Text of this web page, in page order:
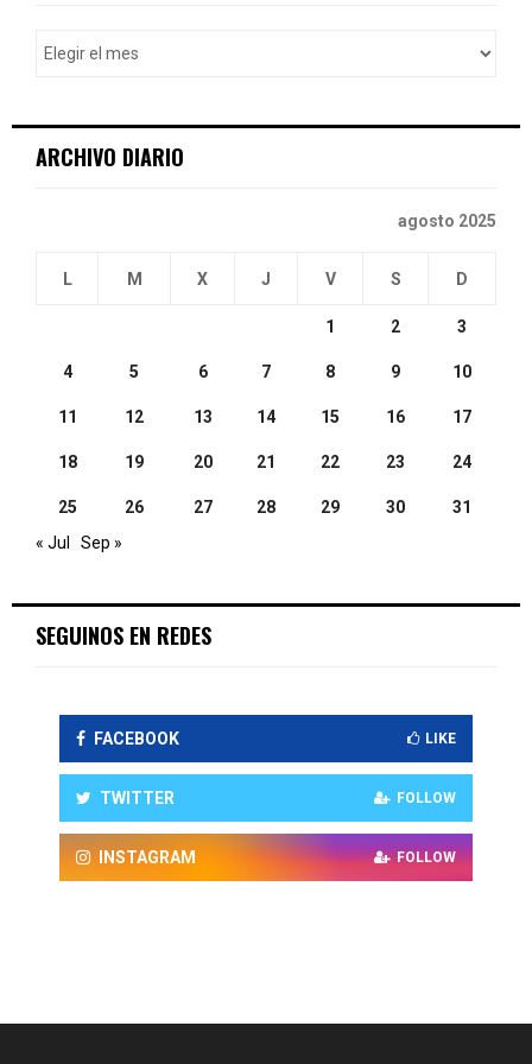
ARCHIVO DIARIO
agosto 2025
L M X J V S D
1 2 3
4 5 6 7 8 9 10
11 12 13 14 15 16 17
18 19 20 21 22 23 24
25 26 27 28 29 30
31
« Jul
Sep »
SEGUINOS EN REDES
FACEBOOK LIKE
TWITTER FOLLOW
INSTAGRAM FOLLOW